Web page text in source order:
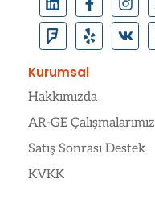
Kurumsal
Hakkımızda
AR-GE Çalışmalarımız
Satış Sonrası Destek
KVKK